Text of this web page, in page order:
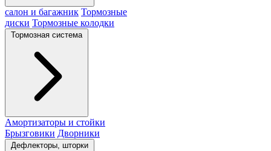
салон и багажник Тормозные
диски Тормозные колодки
Тормозная система
Амортизаторы и стойки
Брызговики Дворники
Дефлекторы, шторки